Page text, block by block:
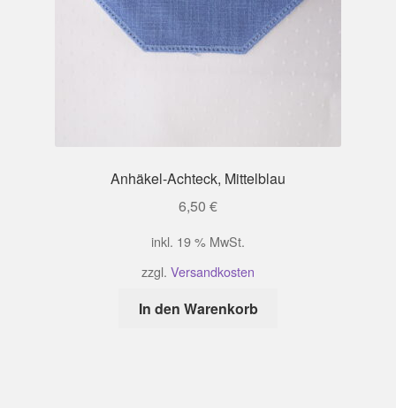
Anhäkel-Achteck, Mittelblau
6,50 €
inkl. 19 % MwSt.
zzgl. Versandkosten
In den Warenkorb